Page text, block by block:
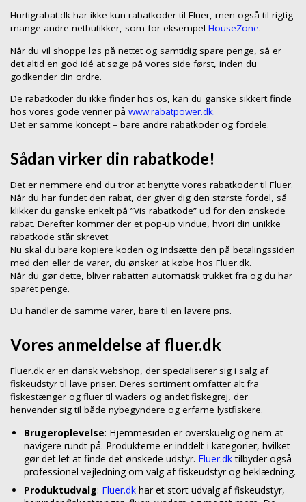
Hurtigrabat.dk har ikke kun rabatkoder til Fluer, men også til rigtig
mange andre netbutikker, som for eksempel HouseZone.
Når du vil shoppe løs på nettet og samtidig spare penge, så er
det altid en god idé at søge på vores side først, inden du
godkender din ordre.
De rabatkoder du ikke finder hos os, kan du ganske sikkert finde
hos vores gode venner på www.rabatpower.dk.
Det er samme koncept – bare andre rabatkoder og fordele.
Sådan virker din rabatkode!
Det er nemmere end du tror at benytte vores rabatkoder til Fluer.
Når du har fundet den rabat, der giver dig den største fordel, så
klikker du ganske enkelt på ”Vis rabatkode” ud for den ønskede
rabat. Derefter kommer der et pop-up vindue, hvori din unikke
rabatkode står skrevet.
Nu skal du bare kopiere koden og indsætte den på betalingssiden
med den eller de varer, du ønsker at købe hos Fluer.dk.
Når du gør dette, bliver rabatten automatisk trukket fra og du har
sparet penge.
Du handler de samme varer, bare til en lavere pris.
Vores anmeldelse af fluer.dk
Fluer.dk er en dansk webshop, der specialiserer sig i salg af
fiskeudstyr til lave priser. Deres sortiment omfatter alt fra
fiskestænger og fluer til waders og andet fiskegrej, der
henvender sig til både nybegyndere og erfarne lystfiskere.
Brugeroplevelse: Hjemmesiden er overskuelig og nem at
navigere rundt på. Produkterne er inddelt i kategorier, hvilket
gør det let at finde det ønskede udstyr. Fluer.dktilbyder også
professionel vejledning om valg af fiskeudstyr og beklædning.
Produktudvalg: Fluer.dk har et stort udvalg af fiskeudstyr,